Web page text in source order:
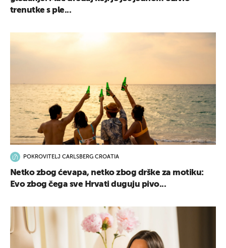
trenutke s ple...
POKROVITELJ CARLSBERG CROATIA
Netko zbog ćevapa, netko zbog drške za motiku:
Evo zbog čega sve Hrvati duguju pivo...